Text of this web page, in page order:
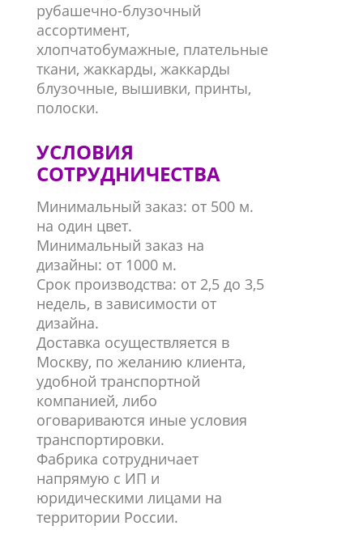
рубашечно-блузочный
ассортимент,
хлопчатобумажные, плательные
ткани, жаккарды, жаккарды
блузочные, вышивки, принты,
полоски.
УСЛОВИЯ
СОТРУДНИЧЕСТВА
Минимальный заказ: от 500 м.
на один цвет.
Минимальный заказ на
дизайны: от 1000 м.
Срок производства: от 2,5 до 3,5
недель, в зависимости от
дизайна.
Доставка осуществляется в
Москву, по желанию клиента,
удобной транспортной
компанией, либо
оговариваются иные условия
транспортировки.
Фабрика сотрудничает
напрямую с ИП и
юридическими лицами на
территории России.